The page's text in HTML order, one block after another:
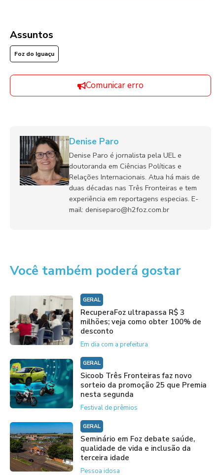
Assuntos
Foz do Iguaçu
Comunicar erro
Denise Paro
Denise Paro é jornalista pela UEL e
doutoranda em Ciências Políticas e
Relações Internacionais. Atua há mais de
duas décadas nas Três Fronteiras e tem
experiência em reportagens especias. E-
mail: deniseparo@h2foz.com.br
Você também poderá gostar
GERAL
RecuperaFoz ultrapassa R$ 3
milhões; veja como obter 100% de
desconto
Em dia com a prefeitura
GERAL
Sicoob Três Fronteiras faz novo
sorteio da promoção 25 que Premia
nesta segunda
Festival de prêmios
GERAL
Seminário em Foz debate saúde,
qualidade de vida e inclusão da
terceira idade
Pessoa idosa